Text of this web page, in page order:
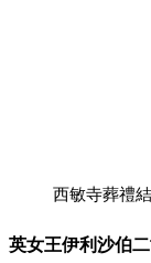
西敏寺葬禮
英女王伊利沙伯